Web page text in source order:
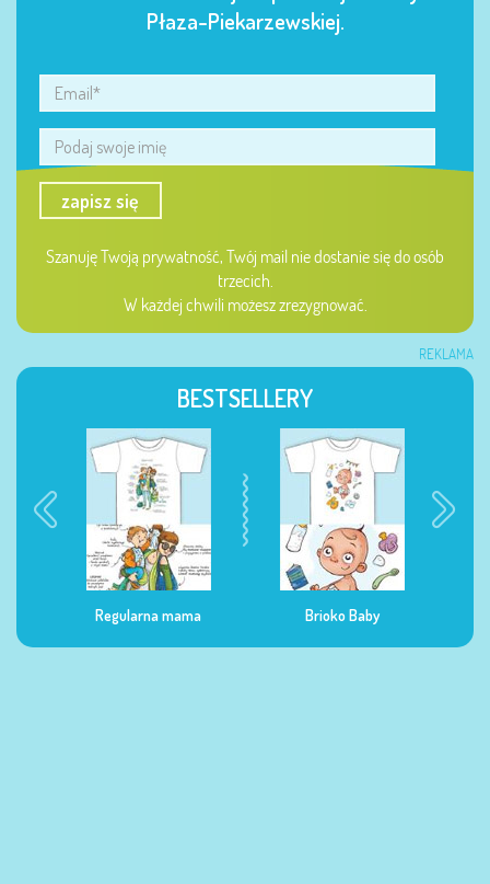
Płaza-Piekarzewskiej.
zapisz się
Szanuję Twoją prywatność, Twój mail nie dostanie się do osób
trzecich.
W każdej chwili możesz zrezygnować.
REKLAMA
BESTSELLERY
Regularna mama Brioko Baby